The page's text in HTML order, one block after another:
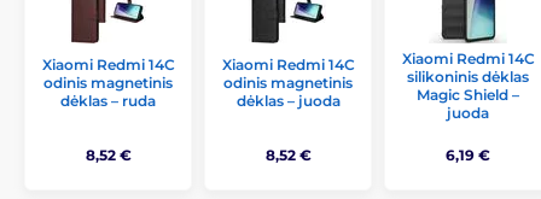
Xiaomi Redmi 14C
odinis magnetinis
dėklas – ruda
8,52 €
Xiaomi Redmi 14C
odinis magnetinis
dėklas – juoda
8,52 €
Xiaomi Redmi 14C
silikoninis dėklas
Magic Shield –
juoda
6,19 €